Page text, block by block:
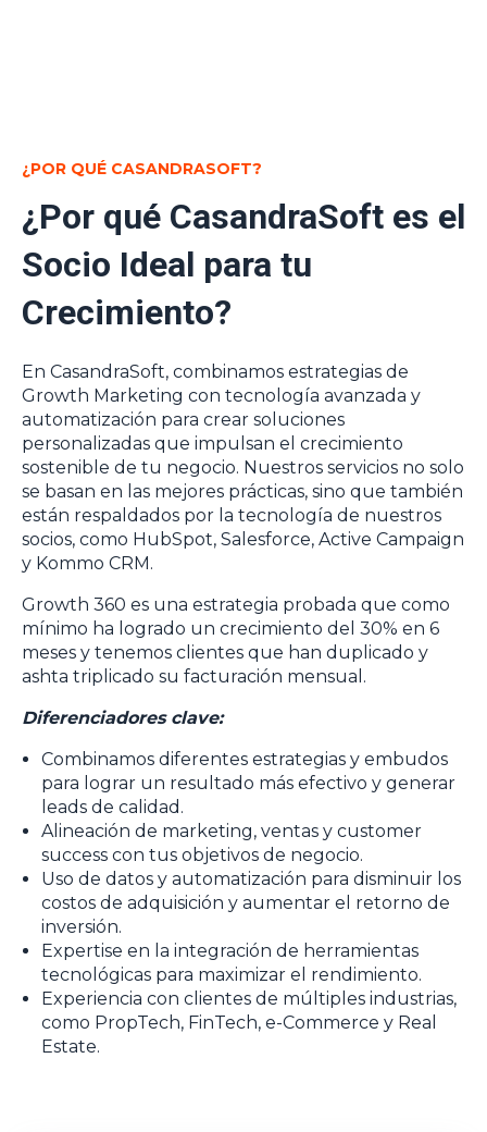
¿POR QUÉ CASANDRASOFT?
¿Por qué CasandraSoft es el
Socio Ideal para tu
Crecimiento?
En CasandraSoft, combinamos estrategias de
Growth Marketing con tecnología avanzada y
automatización para crear soluciones
personalizadas que impulsan el crecimiento
sostenible de tu negocio. Nuestros servicios no solo
se basan en las mejores prácticas, sino que también
están respaldados por la tecnología de nuestros
socios, como HubSpot, Salesforce, Active Campaign
y Kommo CRM.
Growth 360 es una estrategia probada que como
mínimo ha logrado un crecimiento del 30% en 6
meses y tenemos clientes que han duplicado y
ashta triplicado su facturación mensual.
Diferenciadores clave:
Combinamos diferentes estrategias y embudos
para lograr un resultado más efectivo y generar
leads de calidad.
Alineación de marketing, ventas y customer
success con tus objetivos de negocio.
Uso de datos y automatización para disminuir los
costos de adquisición y aumentar el retorno de
inversión.
Expertise en la integración de herramientas
tecnológicas para maximizar el rendimiento.
Experiencia con clientes de múltiples industrias,
como PropTech, FinTech, e-Commerce y Real
Estate.